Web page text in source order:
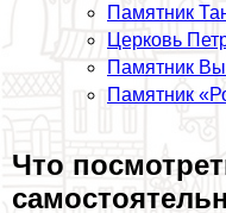
Памятник
Церковь
Памятник
Памятник
Что